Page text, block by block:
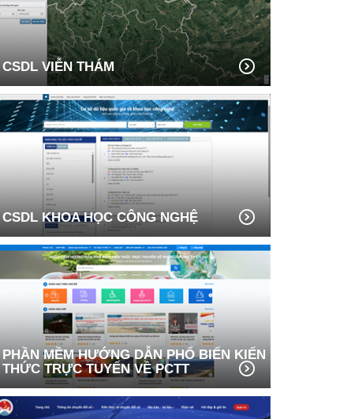
CSDL VIỄN THÁM
CSDL KHOA HỌC CÔNG NGHỆ
PHẦN MỀM HƯỚNG DẪN PHỔ BIẾN KIẾN
THỨC TRỰC TUYẾN VỀ PCTT